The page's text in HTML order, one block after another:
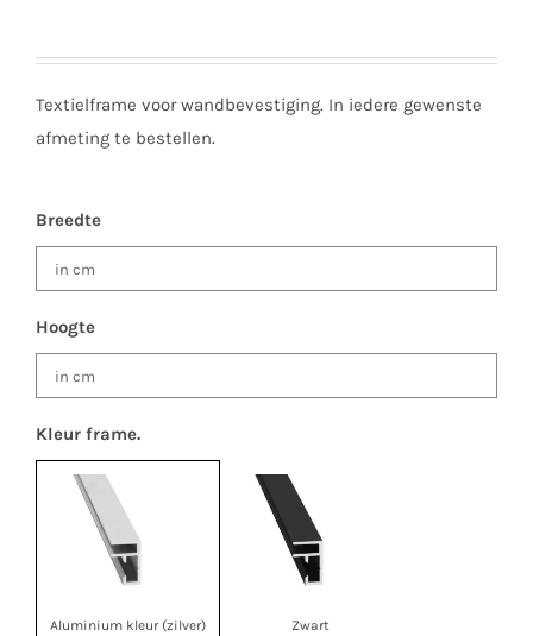
Textielframe voor wandbevestiging. In iedere gewenste
afmeting te bestellen.
Breedte
Hoogte
Kleur frame.
Aluminium kleur (zilver) Zwart